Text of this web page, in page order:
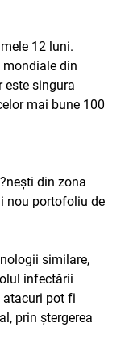
12 luni.
din
este singura
mai bune 100
din zona
nou portofoliu de
similare,
infectării
atacuri pot fi
prin ştergerea